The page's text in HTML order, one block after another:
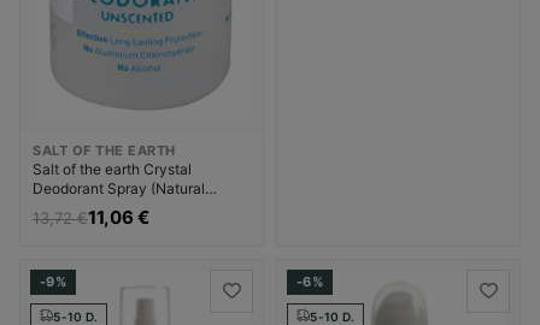
SALT OF THE EARTH
Salt of the earth Crystal
Deodorant Spray (Natural
Deodorant) Dezodorantas
Dezodorantas ir
13,72 €11,06 €
-9%
5-10 D.
-6%
5-10 D.